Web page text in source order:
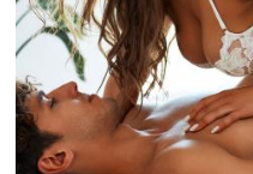
Čekam tvoj poziv!
Tel:064/677-677-
tel:0,93€ -
Anđela
Čekam tvoj poziv!